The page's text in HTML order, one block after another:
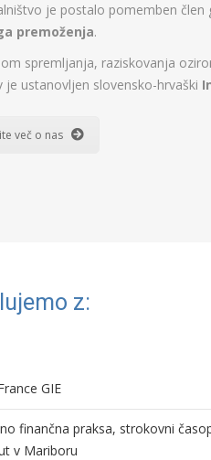
je postalo pomemben
premoženja.
spremljanja, raziskovanja
je ustanovljen slovensko-hrvaški
več o nas
z:
GIE
finančna praksa, strokovni
v Mariboru